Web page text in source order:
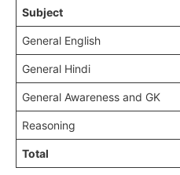
Subject
General English
General Hindi
General Awareness and GK
Reasoning
Total